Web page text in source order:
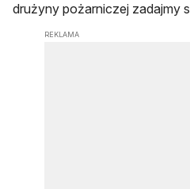
drużyny pożarniczej zadajmy
REKLAMA